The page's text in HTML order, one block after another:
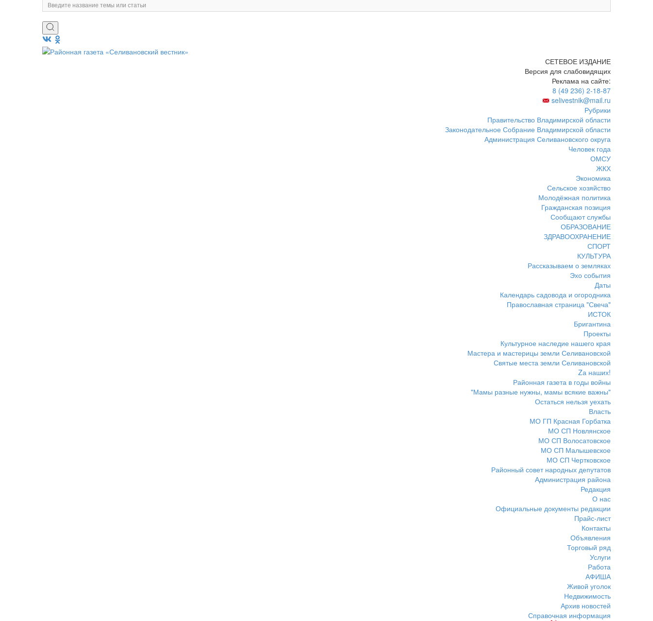
СЕТЕВОЕ ИЗДАНИЕ
Версия для слабовидящих
Реклама на сайте:
8 (49 236) 2-18-87
selivestnik@mail.ru
Рубрики
Правительство Владимирской области
Законодательное Собрание Владимирской области
Администрация Селивановского округа
Человек года
ОМСУ
ЖКХ
Экономика
Сельское хозяйство
Молодёжная политика
Гражданская позиция
Сообщают службы
ОБРАЗОВАНИЕ
ЗДРАВООХРАНЕНИЕ
СПОРТ
КУЛЬТУРА
Рассказываем о земляках
Эхо события
Даты
Календарь садовода и огородника
Православная страница "Свеча"
ИСТОК
Бригантина
Проекты
Культурное наследие нашего края
Мастера и мастерицы земли Селивановской
Святые места земли Селивановской
Zа наших!
Районная газета в годы войны
"Мамы разные нужны, мамы всякие важны"
Остаться нельзя уехать
Власть
МО ГП Красная Горбатка
МО СП Новлянское
МО СП Волосатовское
МО СП Малышевское
МО СП Чертковское
Районный совет народных депутатов
Администрация района
Редакция
О нас
Официальные документы редакции
Прайс-лист
Контакты
Объявления
Торговый ряд
Услуги
Работа
АФИША
Живой уголок
Недвижимость
Архив новостей
Справочная информация